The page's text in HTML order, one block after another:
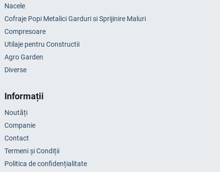
Nacele
Cofraje Popi Metalici Garduri si Sprijinire Maluri
Compresoare
Utilaje pentru Constructii
Agro Garden
Diverse
Informații
Noutăți
Companie
Contact
Termeni și Condiții
Politica de confidențialitate